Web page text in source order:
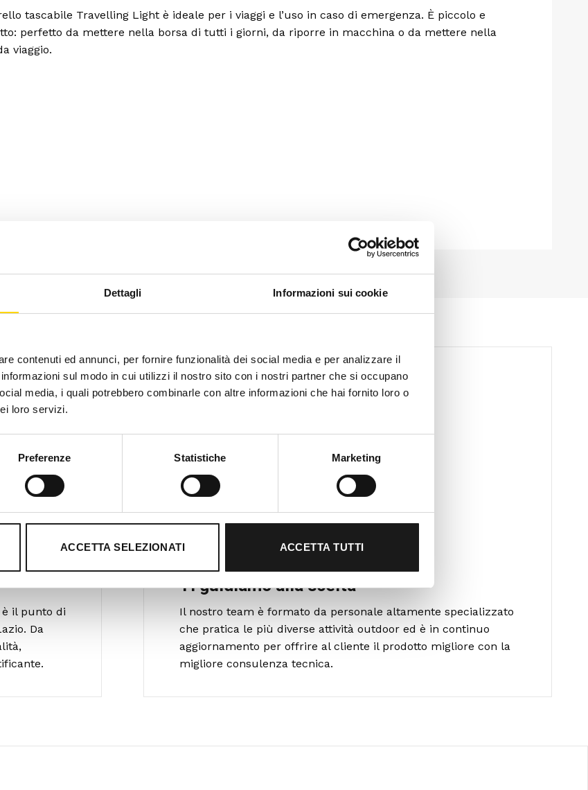
Dettagli Informazioni sui cookie
contenuti ed annunci, per fornire funzionalità dei social media e per analizzare il
sul modo in cui utilizzi il nostro sito con i nostri partner che si occupano
media, i quali potrebbero combinarle con altre informazioni che hai fornito loro o
loro servizi.
Preferenze Statistiche Marketing
ACCETTA SELEZIONATI ACCETTA TUTTI
tascabile Travelling Light è ideale per i viaggi e l’uso in caso di emergenza. È piccolo e
perfetto da mettere nella borsa di tutti i giorni, da riporre in macchina o da mettere nella
viaggio.
è il punto di
Da
Ti guidiamo alla scelta
Il nostro team è formato da personale altamente specializzato
che pratica le più diverse attività outdoor ed è in continuo
aggiornamento per offrire al cliente il prodotto migliore con la
migliore consulenza tecnica.